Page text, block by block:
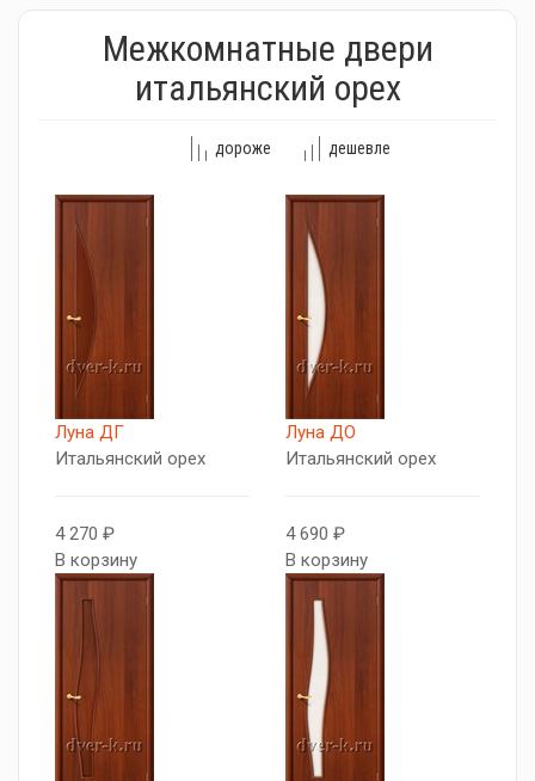
Межкомнатные двери
итальянский орех
дороже дешевле
Луна ДГ
Итальянский орех
4 270 ₽
В корзину
Луна ДО
Итальянский орех
4 690 ₽
В корзину